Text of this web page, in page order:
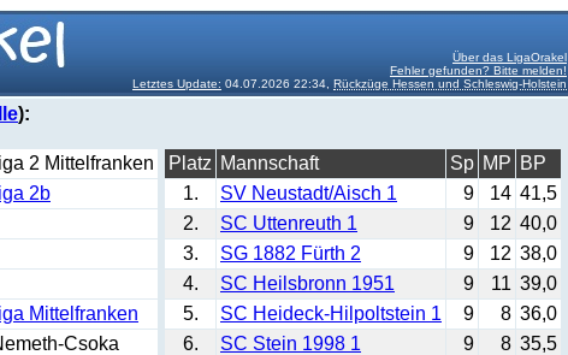
Über das LigaOrakel
Fehler gefunden? Bitte melden!
Letztes Update: 04.07.2026 22:34, Rückzüge Hessen und Schleswig-Holstein
):
2 Mittelfranken
2b
Mittelfranken
Csoka
Platz Mannschaft Sp MP BP
1.
SV Neustadt/Aisch 1 9 14 41,5
2.
SC Uttenreuth 1 9 12 40,0
3.
SG 1882 Fürth 2 9 12 38,0
4.
SC Heilsbronn 1951 9 11 39,0
5.
SC Heideck-Hilpoltstein 1 9 8 36,0
6.
SC Stein 1998 1 9 8 35,5